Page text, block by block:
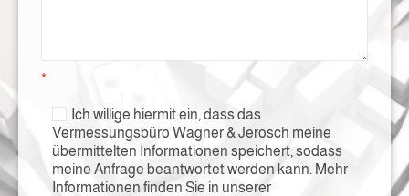
*
Ich willige hiermit ein, dass das
Vermessungsbüro Wagner & Jerosch meine
übermittelten Informationen speichert, sodass
meine Anfrage beantwortet werden kann. Mehr
Informationen finden Sie in unserer